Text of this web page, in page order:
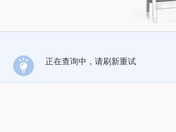
正在查询中，请刷新重试